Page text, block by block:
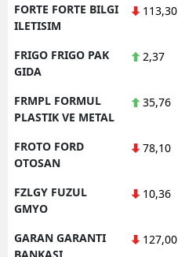
FORTE FORTE BILGI
ILETISIM
113,30
FRIGO FRIGO PAK
GIDA
2,37
FRMPL FORMUL
PLASTIK VE METAL
35,76
FROTO FORD
OTOSAN
78,10
FZLGY FUZUL
GMYO
10,36
GARAN GARANTI
BANKASI
127,00